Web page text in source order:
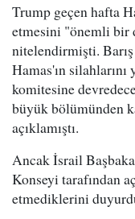
Trump geçen hafta
etmesini "önemli bir
nitelendirmişti.
Hamas'ın
komitesine
büyük bölümünden
açıklamıştı.
Ancak İsrail
Konseyi tarafından
etmediklerini